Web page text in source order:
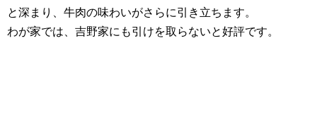
と深まり、牛肉の味わいがさらに引き立ちます。
わが家では、吉野家にも引けを取らないと好評です。